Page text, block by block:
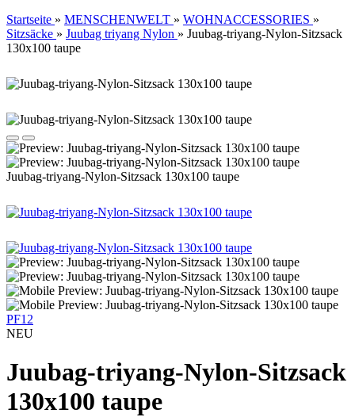
Startseite » MENSCHENWELT » WOHNACCESSORIES »
Sitzsäcke » Juubag triyang Nylon » Juubag-triyang-Nylon-Sitzsack
130x100 taupe
Juubag-triyang-Nylon-Sitzsack 130x100 taupe
PF12
NEU
Juubag-triyang-Nylon-Sitzsack
130x100 taupe